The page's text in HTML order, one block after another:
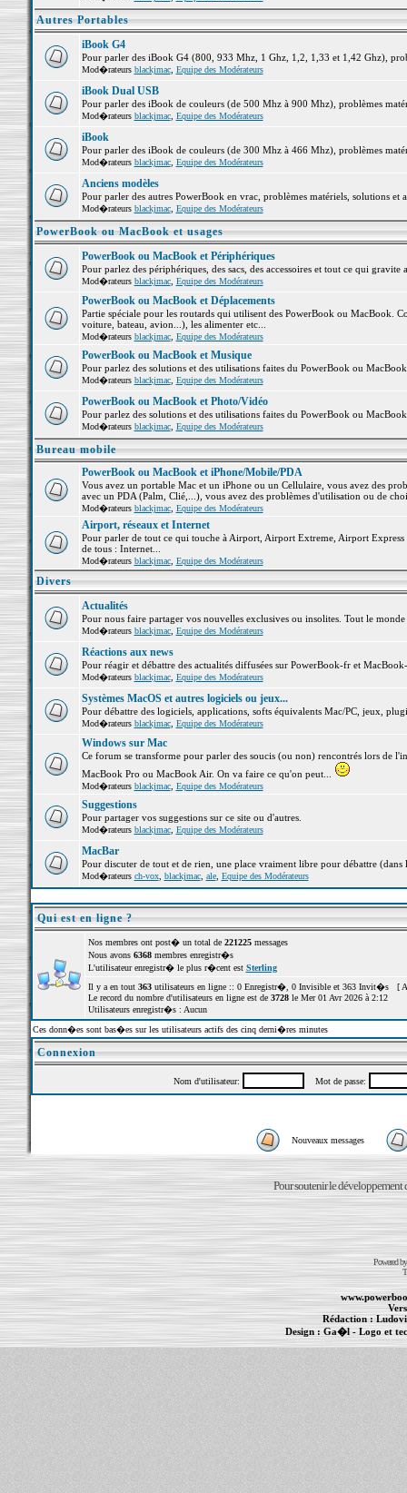
Autres Portables
iBook G4
Pour parler des iBook G4 (800, 933 Mhz, 1 Ghz, 1,2, 1,33 et 1,42 Ghz),
Mod�rateurs blackjmac, Equipe des Modérateurs
iBook Dual USB
Pour parler des iBook de couleurs (de 500 Mhz à 900 Mhz), problèmes
Mod�rateurs blackjmac, Equipe des Modérateurs
iBook
Pour parler des iBook de couleurs (de 300 Mhz à 466 Mhz), problèmes
Mod�rateurs blackjmac, Equipe des Modérateurs
Anciens modèles
Pour parler des autres PowerBook en vrac, problèmes matériels, solutions et
Mod�rateurs blackjmac, Equipe des Modérateurs
PowerBook ou MacBook et usages
PowerBook ou MacBook et Périphériques
Pour parlez des périphériques, des sacs, des accessoires et tout ce qui
Mod�rateurs blackjmac, Equipe des Modérateurs
PowerBook ou MacBook et Déplacements
Partie spéciale pour les routards qui utilisent des PowerBook ou MacBook.
voiture, bateau, avion...), les alimenter etc...
Mod�rateurs blackjmac, Equipe des Modérateurs
PowerBook ou MacBook et Musique
Pour parlez des solutions et des utilisations faites du PowerBook ou
Mod�rateurs blackjmac, Equipe des Modérateurs
PowerBook ou MacBook et Photo/Vidéo
Pour parlez des solutions et des utilisations faites du PowerBook ou
Mod�rateurs blackjmac, Equipe des Modérateurs
Bureau mobile
PowerBook ou MacBook et iPhone/Mobile/PDA
Vous avez un portable Mac et un iPhone ou un Cellulaire, vous avez des
avec un PDA (Palm, Clié,...), vous avez des problèmes d'utilisation ou de
Mod�rateurs blackjmac, Equipe des Modérateurs
Airport, réseaux et Internet
Pour parler de tout ce qui touche à Airport, Airport Extreme, Airport
de tous : Internet...
Mod�rateurs blackjmac, Equipe des Modérateurs
Divers
Actualités
Pour nous faire partager vos nouvelles exclusives ou insolites. Tout le
Mod�rateurs blackjmac, Equipe des Modérateurs
Réactions aux news
Pour réagir et débattre des actualités diffusées sur PowerBook-fr et
Mod�rateurs blackjmac, Equipe des Modérateurs
Systèmes MacOS et autres logiciels ou jeux...
Pour débattre des logiciels, applications, softs équivalents Mac/PC, jeux,
Mod�rateurs blackjmac, Equipe des Modérateurs
Windows sur Mac
Ce forum se transforme pour parler des soucis (ou non) rencontrés lors de
MacBook Pro ou MacBook Air. On va faire ce qu'on peut...
Mod�rateurs blackjmac, Equipe des Modérateurs
Suggestions
Pour partager vos suggestions sur ce site ou d'autres.
Mod�rateurs blackjmac, Equipe des Modérateurs
MacBar
Pour discuter de tout et de rien, une place vraiment libre pour débattre (dans
Mod�rateurs ch-vox, blackjmac, ale, Equipe des Modérateurs
Qui est en ligne ?
Nos membres ont post� un total de 221225messages
Nous avons 6368membres enregistr�s
L'utilisateur enregistr� le plus r�cent est Sterling
Il y a en tout 363utilisateurs en ligne :: 0 Enregistr�, 0 Invisible et 363 Invit�s [
Le record du nombre d'utilisateurs en ligne est de 3728le Mer 01 Avr 2026 à 2:12
Utilisateurs enregistr�s : Aucun
Ces donn�es sont bas�es sur les utilisateurs actifs des cinq derni�res minutes
Connexion
Nom d'utilisateur: Mot de passe:
Nouveaux messages
Pour soutenir le développement
Powered
Rédaction :
Design : Ga�l- Logo et